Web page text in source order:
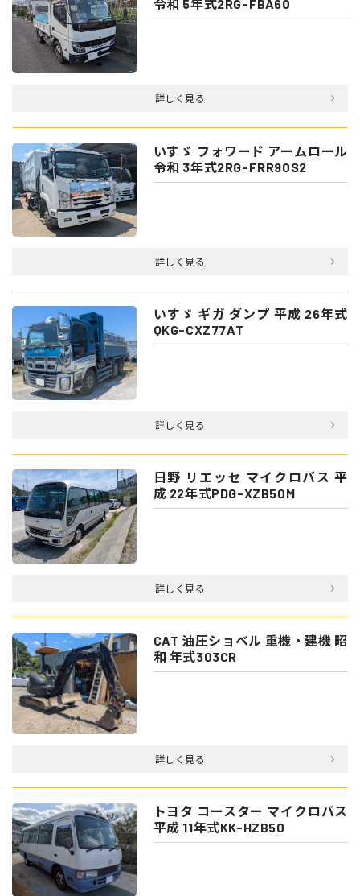
令和 5年式2RG-FBA60
詳しく見る
いすゞ フォワード アームロール
令和 3年式2RG-FRR90S2
詳しく見る
いすゞ ギガ ダンプ 平成 26年式
QKG-CXZ77AT
詳しく見る
日野 リエッセ マイクロバス 平
成 22年式PDG-XZB50M
詳しく見る
CAT 油圧ショベル 重機・建機 昭
和 年式303CR
詳しく見る
トヨタ コースター マイクロバス
平成 11年式KK-HZB50